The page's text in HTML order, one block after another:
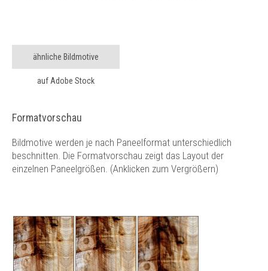
ähnliche Bildmotive
auf Adobe Stock
Formatvorschau
Bildmotive werden je nach Paneelformat unterschiedlich
beschnitten. Die Formatvorschau zeigt das Layout der
einzelnen Paneelgrößen. (Anklicken zum Vergrößern)